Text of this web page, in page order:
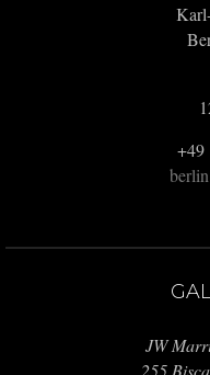
+49
JW
255